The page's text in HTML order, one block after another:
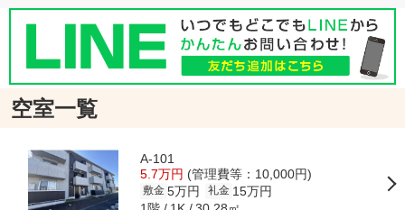
空室一覧
A-101
5.7万円 (管理費等：10,000円)
敷金 5万円 礼金 15万円